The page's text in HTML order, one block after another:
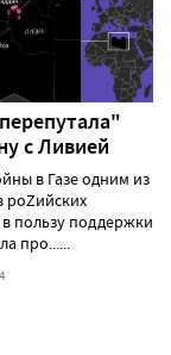
с Ливией
в Газе одним из
роZийских
пользу поддержки
про......